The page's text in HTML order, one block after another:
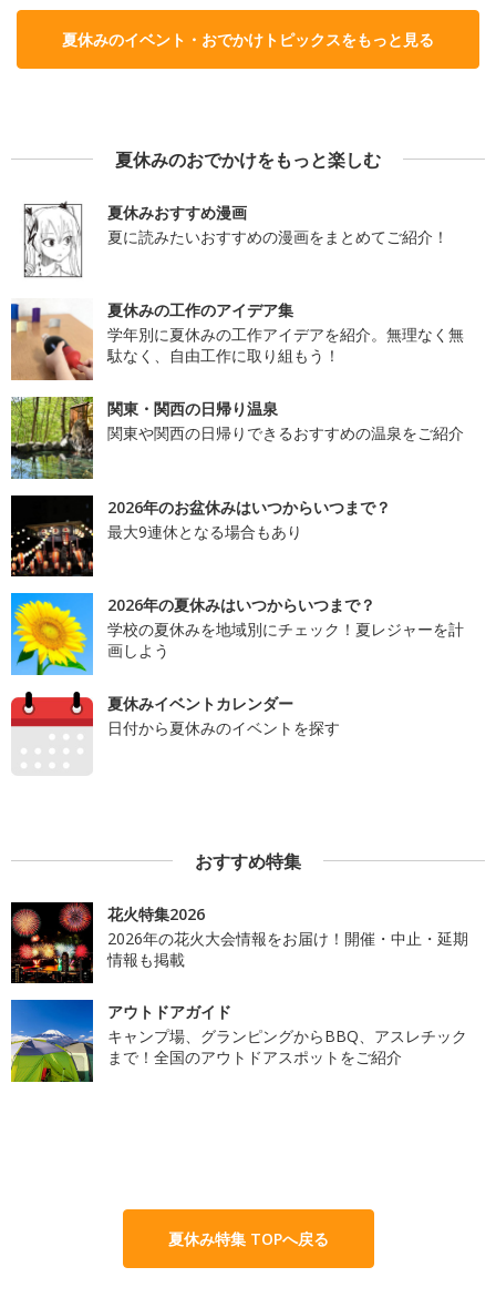
夏休みのイベント・おでかけトピックスをもっと見る
夏休みのおでかけをもっと楽しむ
夏休みおすすめ漫画
夏に読みたいおすすめの漫画をまとめてご紹介！
夏休みの工作のアイデア集
学年別に夏休みの工作アイデアを紹介。無理なく無
駄なく、自由工作に取り組もう！
関東・関西の日帰り温泉
関東や関西の日帰りできるおすすめの温泉をご紹介
2026年のお盆休みはいつからいつまで？
最大9連休となる場合もあり
2026年の夏休みはいつからいつまで？
学校の夏休みを地域別にチェック！夏レジャーを計
画しよう
夏休みイベントカレンダー
日付から夏休みのイベントを探す
おすすめ特集
花火特集2026
2026年の花火大会情報をお届け！開催・中止・延期
情報も掲載
アウトドアガイド
キャンプ場、グランピングからBBQ、アスレチック
まで！全国のアウトドアスポットをご紹介
夏休み特集 TOPへ戻る